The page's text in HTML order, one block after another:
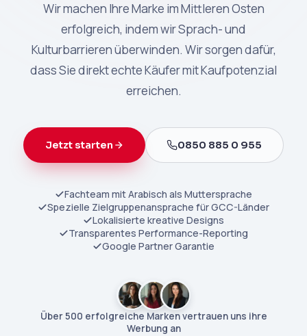
Wir machen Ihre Marke im Mittleren Osten
erfolgreich, indem wir Sprach- und
Kulturbarrieren überwinden. Wir sorgen dafür,
dass Sie direkt echte Käufer mit Kaufpotenzial
erreichen.
Jetzt starten 0850 885 0 955
Fachteam mit Arabisch als Muttersprache
Spezielle Zielgruppenansprache für GCC-Länder
Lokalisierte kreative Designs
Transparentes Performance-Reporting
Google Partner Garantie
Über 500 erfolgreiche Marken vertrauen uns ihre
Werbung an